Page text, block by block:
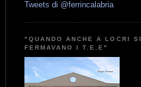
Tweets di @ferrincalabria
"QUANDO ANCHE A LOCRI SI
FERMAVANO I T.E.E"